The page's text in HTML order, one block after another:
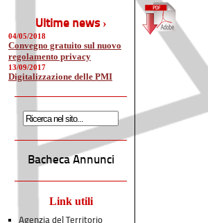
Ultime news ›
04/05/2018
Convegno gratuito sul nuovo
regolamento privacy
13/09/2017
Digitalizzazione delle PMI
Bacheca Annunci
Link utili
Agenzia del Territorio